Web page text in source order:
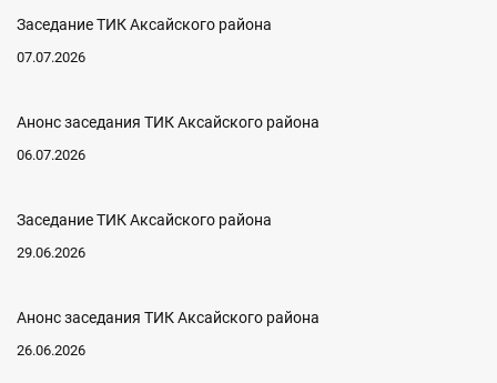
Заседание ТИК Аксайского района
07.07.2026
Анонс заседания ТИК Аксайского района
06.07.2026
Заседание ТИК Аксайского района
29.06.2026
Анонс заседания ТИК Аксайского района
26.06.2026